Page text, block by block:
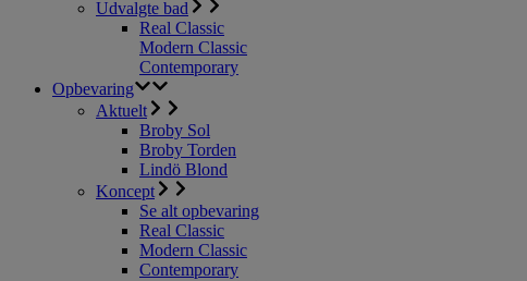
Udvalgte bad
Real Classic
Modern Classic
Contemporary
Opbevaring
Aktuelt
Broby Sol
Broby Torden
Lindö Blond
Koncept
Se alt opbevaring
Real Classic
Modern Classic
Contemporary